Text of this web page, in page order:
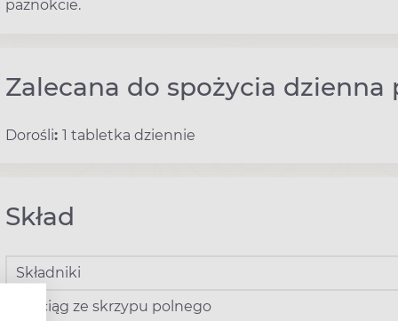
paznokcie.
Zalecana do spożycia dzienna
Dorośli: 1 tabletka dziennie
Skład
Składniki
Wyciąg ze skrzypu polnego